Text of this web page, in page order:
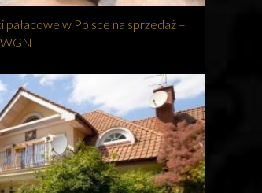
pałacowe w Polsce na sprzedaż –